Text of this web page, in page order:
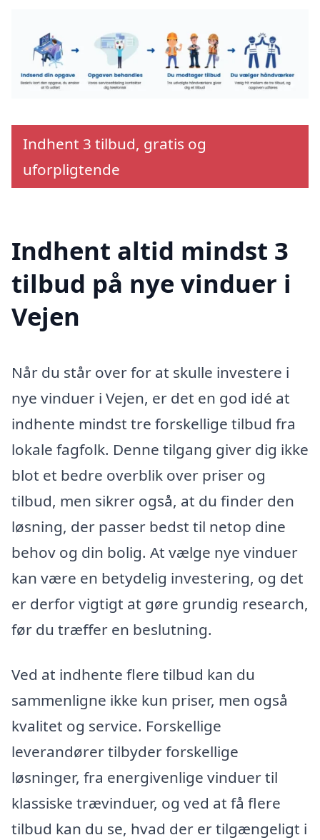
Indhent 3 tilbud, gratis og
uforpligtende
Indhent altid mindst 3
tilbud på nye vinduer i
Vejen
Når du står over for at skulle investere i
nye vinduer i Vejen, er det en god idé at
indhente mindst tre forskellige tilbud fra
lokale fagfolk. Denne tilgang giver dig ikke
blot et bedre overblik over priser og
tilbud, men sikrer også, at du finder den
løsning, der passer bedst til netop dine
behov og din bolig. At vælge nye vinduer
kan være en betydelig investering, og det
er derfor vigtigt at gøre grundig research,
før du træffer en beslutning.
Ved at indhente flere tilbud kan du
sammenligne ikke kun priser, men også
kvalitet og service. Forskellige
leverandører tilbyder forskellige
løsninger, fra energivenlige vinduer til
klassiske trævinduer, og ved at få flere
tilbud kan du se, hvad der er tilgængeligt i